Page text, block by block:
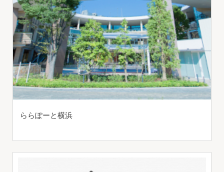
ららぽーと横浜